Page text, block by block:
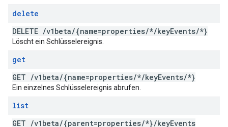
delete
DELETE /v1beta/{name=properties/*/keyEvents/*}
Löscht ein Schlüsselereignis.
get
GET /v1beta/{name=properties/*/keyEvents/*}
Ein einzelnes Schlüsselereignis abrufen.
list
GET /v1beta/{parent=properties/*}/keyEvents